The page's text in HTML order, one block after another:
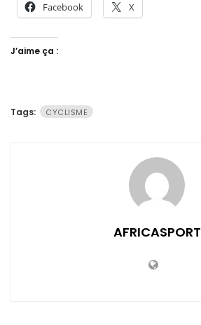
Facebook X
J’aime ça :
Tags: CYCLISME
AFRICASPORT